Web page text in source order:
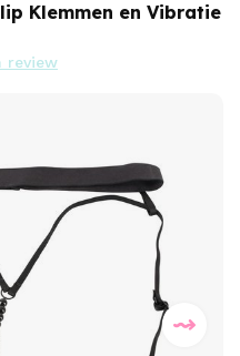
Klemmen en Vibratie
review